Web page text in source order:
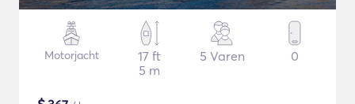
Motorjacht
17 ft
5 m
5 Varen 0